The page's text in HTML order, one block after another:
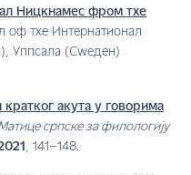
Ницкнамес фром тхе
оф тхе Интернатионал
Уппсала (Сwеден)
кратког акута у говорима
српске за филологију
, 141–148.